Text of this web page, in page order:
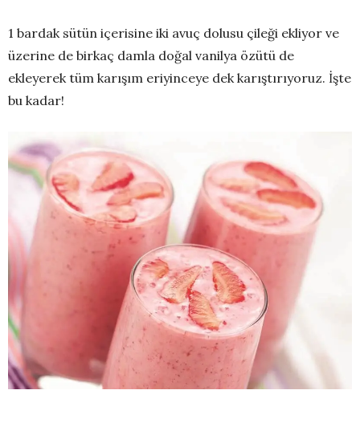
1 bardak sütün içerisine iki avuç dolusu çileği ekliyor ve
üzerine de birkaç damla doğal vanilya özütü de
ekleyerek tüm karışım eriyinceye dek karıştırıyoruz. İşte
bu kadar!